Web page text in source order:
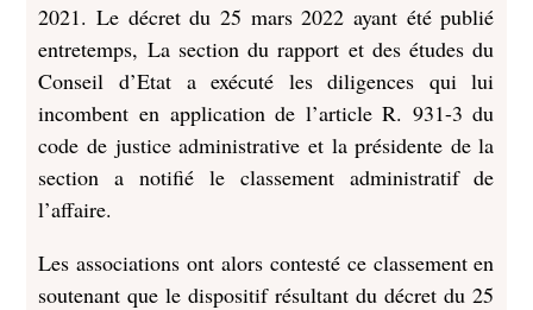
2021. Le décret du 25 mars 2022 ayant été publié
entretemps, La section du rapport et des études du
Conseil d’Etat a exécuté les diligences qui lui
incombent en application de l’article R. 931-3 du
code de justice administrative et la présidente de la
section a notifié le classement administratif de
l’affaire.
Les associations ont alors contesté ce classement en
soutenant que le dispositif résultant du décret du 25